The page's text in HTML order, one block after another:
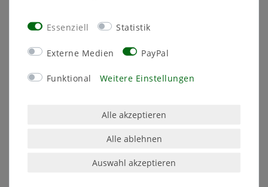
abgestimmt auf viele gängige
Das durchdachte Design mit glatter Oberfläche
Note. Gleichzeitig sorgt das Belüftungssystem für
optimale Pflegebedingungen – ganz ohne
Wohlfühloase – mit dem Übertopf Dreieck für
Essenziell Statistik
Externe Medien PayPal
Funktional Weitere Einstellungen
Alle akzeptieren
Alle ablehnen
Auswahl akzeptieren